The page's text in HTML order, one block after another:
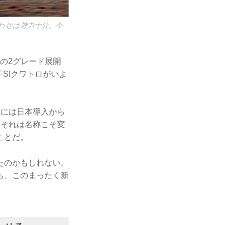
せは魅力十分。今
2グレード展開
クワトロがいよ
は日本導入から
れは名称こそ変
だ。
かもしれない。
、このまったく新